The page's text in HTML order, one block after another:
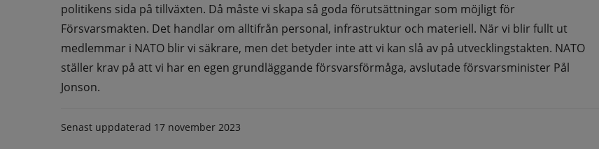
politikens sida på tillväxten. Då måste vi skapa så goda förutsättningar som möjligt för
Försvarsmakten. Det handlar om alltifrån personal, infrastruktur och materiell. När vi blir fullt ut
medlemmar i NATO blir vi säkrare, men det betyder inte att vi kan slå av på utvecklingstakten. NATO
ställer krav på att vi har en egen grundläggande försvarsförmåga, avslutade försvarsminister Pål
Jonson.
Senast uppdaterad 17 november 2023